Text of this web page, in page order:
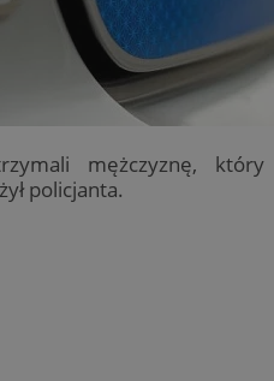
mężczyznę, który
policjanta.